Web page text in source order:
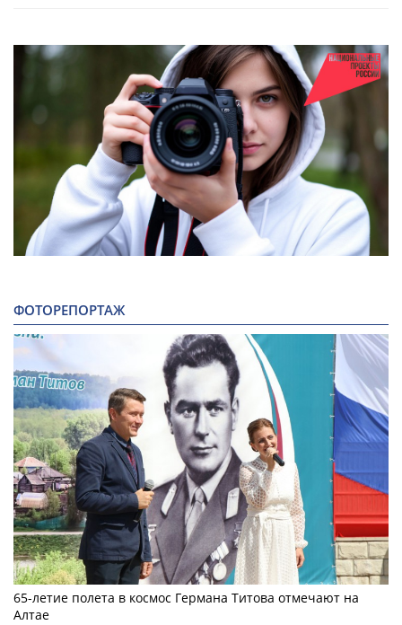
ФОТОРЕПОРТАЖ
65-летие полета в космос Германа Титова отмечают на
Алтае